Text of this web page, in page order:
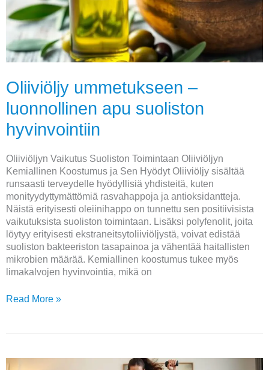
Oliiviöljy ummetukseen –
luonnollinen apu suoliston
hyvinvointiin
Oliiviöljyn Vaikutus Suoliston Toimintaan Oliiviöljyn
Kemiallinen Koostumus ja Sen Hyödyt Oliiviöljy sisältää
runsaasti terveydelle hyödyllisiä yhdisteitä, kuten
monityydyttymättömiä rasvahappoja ja antioksidantteja.
Näistä erityisesti oleiinihappo on tunnettu sen positiivisista
vaikutuksista suoliston toimintaan. Lisäksi polyfenolit, joita
löytyy erityisesti ekstraneitsytoliiviöljystä, voivat edistää
suoliston bakteeriston tasapainoa ja vähentää haitallisten
mikrobien määrää. Kemiallinen koostumus tukee myös
limakalvojen hyvinvointia, mikä on
suoliston
hyvinvointiin
Read More »
Tehokas